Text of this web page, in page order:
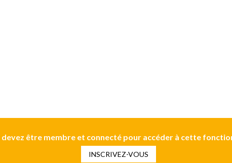
devez être membre et connecté pour accéder à cette
INSCRIVEZ-VOUS